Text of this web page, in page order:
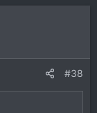
#38